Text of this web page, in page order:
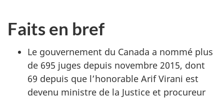
Faits en bref
Le gouvernement du Canada a nommé plus
de 695 juges depuis novembre 2015, dont
69 depuis que l’honorable Arif Virani est
devenu ministre de la Justice et procureur